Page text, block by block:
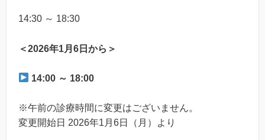
14:30 ～ 18:30
＜2026年1月6日から＞
14:00 ～ 18:00
※午前の診療時間に変更はございません。
変更開始日 2026年1月6日（月）より